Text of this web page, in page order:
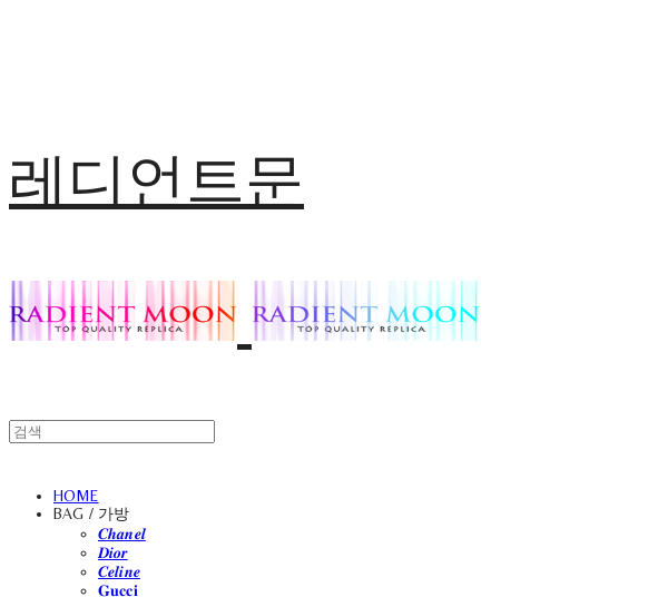
레디언트문
HOME
BAG / 가방
𝑪𝒉𝒂𝒏𝒆𝒍
𝑫𝒊𝒐𝒓
𝑪𝒆𝒍𝒊𝒏𝒆
𝐆𝐮𝐜𝐜𝐢